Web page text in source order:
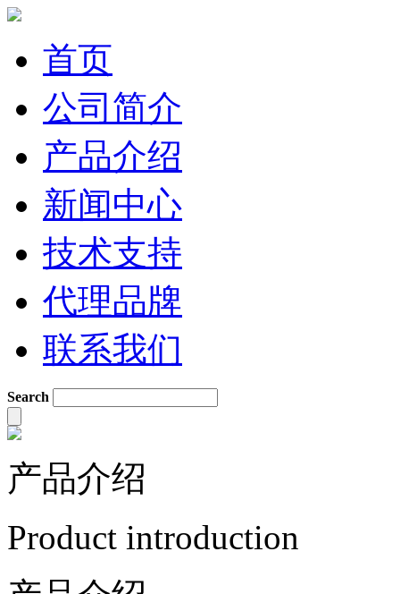
首页
公司简介
产品介绍
新闻中心
技术支持
代理品牌
联系我们
Search
产品介绍
Product introduction